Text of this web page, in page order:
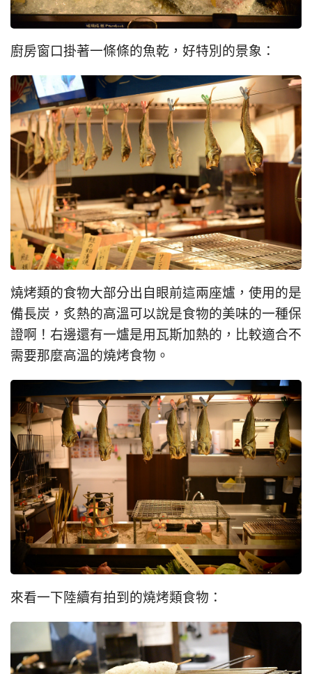
廚房窗口掛著一條條的魚乾，好特別的景象：
燒烤類的食物大部分出自眼前這兩座爐，使用的是
備長炭，炙熱的高溫可以說是食物的美味的一種保
證啊！右邊還有一爐是用瓦斯加熱的，比較適合不
需要那麼高溫的燒烤食物。
來看一下陸續有拍到的燒烤類食物：